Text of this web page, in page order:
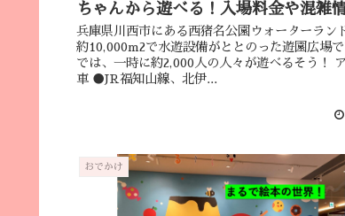
ちゃんから遊べる！入場料金や混雑
兵庫県川西市にある西猪名公園ウォーターラン
約10,000m2で水遊設備がととのった遊園広場
では、一時に約2,000人の人々が遊べるそう！
車 ●JR福知山線、北伊...
おでかけ